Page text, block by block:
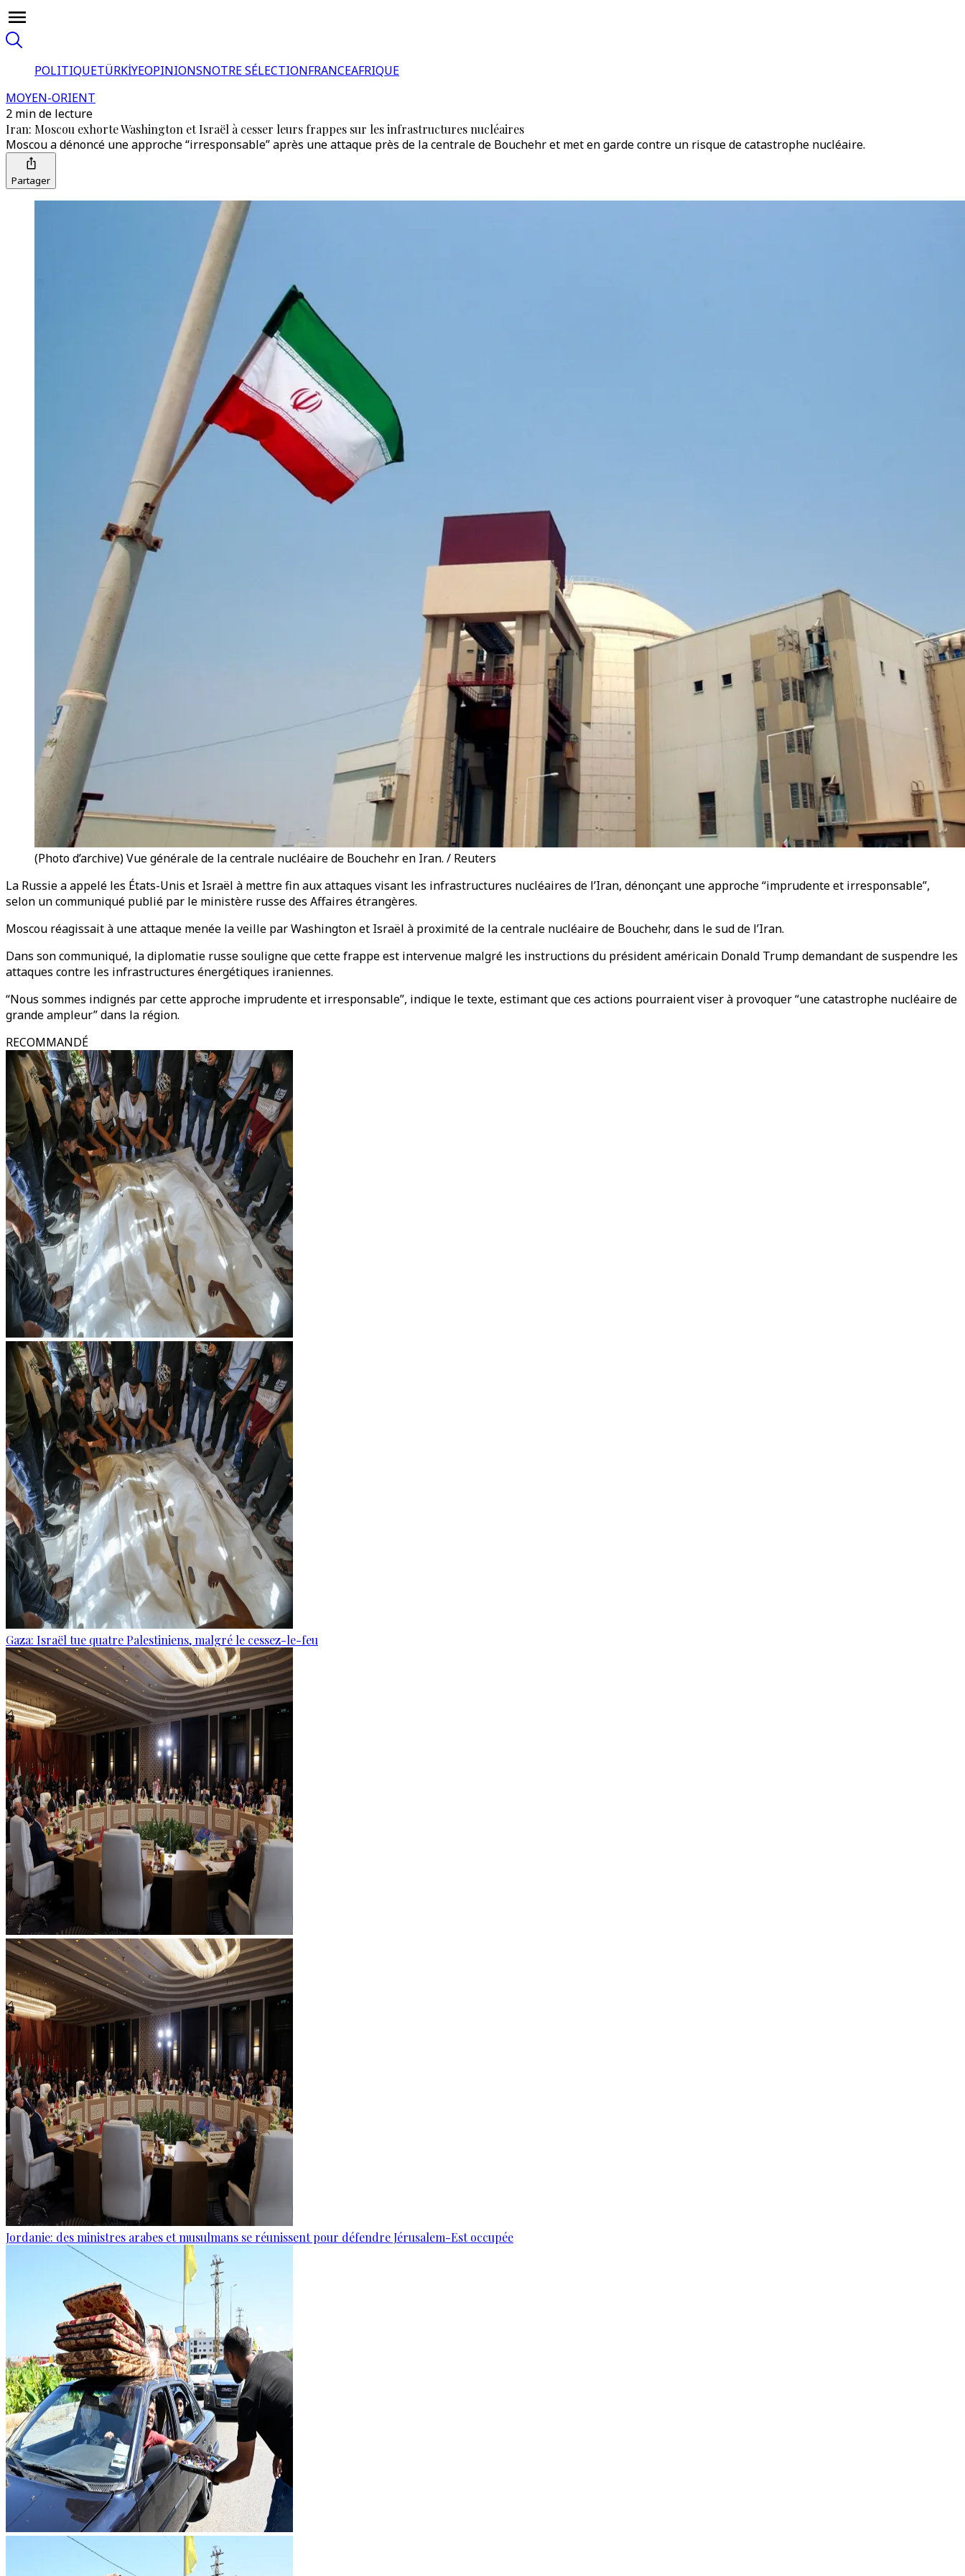
POLITIQUETÜRKİYEOPINIONSNOTRE SÉLECTIONFRANCEAFRIQUE
MOYEN-ORIENT
2 min de lecture
Iran: Moscou exhorte Washington et Israël à cesser leurs frappes sur les infrastructures nucléaires
Moscou a dénoncé une approche “irresponsable” après une attaque près de la centrale de Bouchehr et met en garde contre un risque de catastrophe nucléaire.
Partager
(Photo d’archive) Vue générale de la centrale nucléaire de Bouchehr en Iran. / Reuters
La Russie a appelé les États-Unis et Israël à mettre fin aux attaques visant les infrastructures nucléaires de l’Iran, dénonçant une approche “imprudente et irresponsable”,
selon un communiqué publié par le ministère russe des Affaires étrangères.
Moscou réagissait à une attaque menée la veille par Washington et Israël à proximité de la centrale nucléaire de Bouchehr, dans le sud de l’Iran.
Dans son communiqué, la diplomatie russe souligne que cette frappe est intervenue malgré les instructions du président américain Donald Trump demandant de suspendre les
attaques contre les infrastructures énergétiques iraniennes.
“Nous sommes indignés par cette approche imprudente et irresponsable”, indique le texte, estimant que ces actions pourraient viser à provoquer “une catastrophe nucléaire de
grande ampleur” dans la région.
RECOMMANDÉ
Gaza: Israël tue quatre Palestiniens, malgré le cessez-le-feu
Jordanie: des ministres arabes et musulmans se réunissent pour défendre Jérusalem-Est occupée